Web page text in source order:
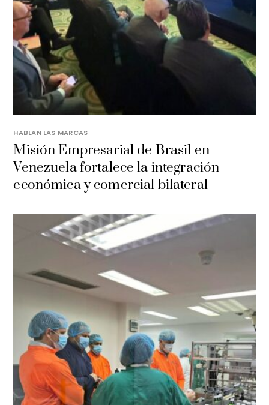
HABLAN LAS MARCAS
Misión Empresarial de Brasil en
Venezuela fortalece la integración
económica y comercial bilateral